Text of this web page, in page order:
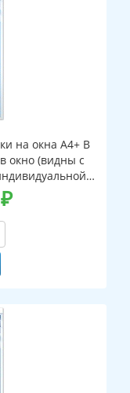
на окна А4+ В
окно (видны с
клапаном)
₽